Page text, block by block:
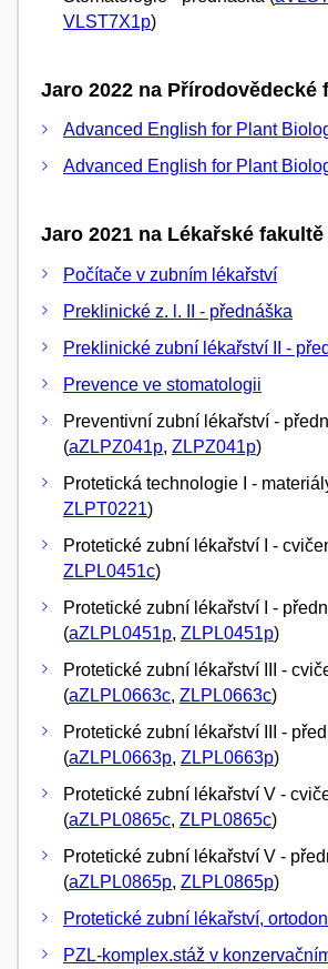
VLST7X1p)
Jaro 2022 na Přírodovědecké
Advanced English for Plant
Advanced English for Plant
Jaro 2021 na Lékařské fakultě
Počítače v zubním lékařství
Preklinické z. l. II - přednáška
Preklinické zubní lékařství II -
Prevence ve stomatologii
Preventivní zubní lékařství -
(aZLPZ041p, ZLPZ041p)
Protetická technologie I -
ZLPT0221)
Protetické zubní lékařství I -
ZLPL0451c)
Protetické zubní lékařství I -
(aZLPL0451p, ZLPL0451p)
Protetické zubní lékařství III -
(aZLPL0663c, ZLPL0663c)
Protetické zubní lékařství III -
(aZLPL0663p, ZLPL0663p)
Protetické zubní lékařství V -
(aZLPL0865c, ZLPL0865c)
Protetické zubní lékařství V -
(aZLPL0865p, ZLPL0865p)
Protetické zubní lékařství,
PZL-komplex.stáž v